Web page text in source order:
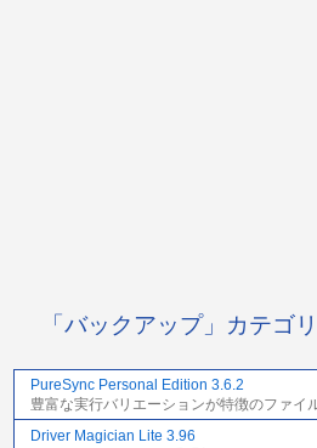
「バックアップ」カテゴ
PureSync Personal Edition 3.6.2
豊富な実行バリエーションが特徴のファイ
Driver Magician Lite 3.96